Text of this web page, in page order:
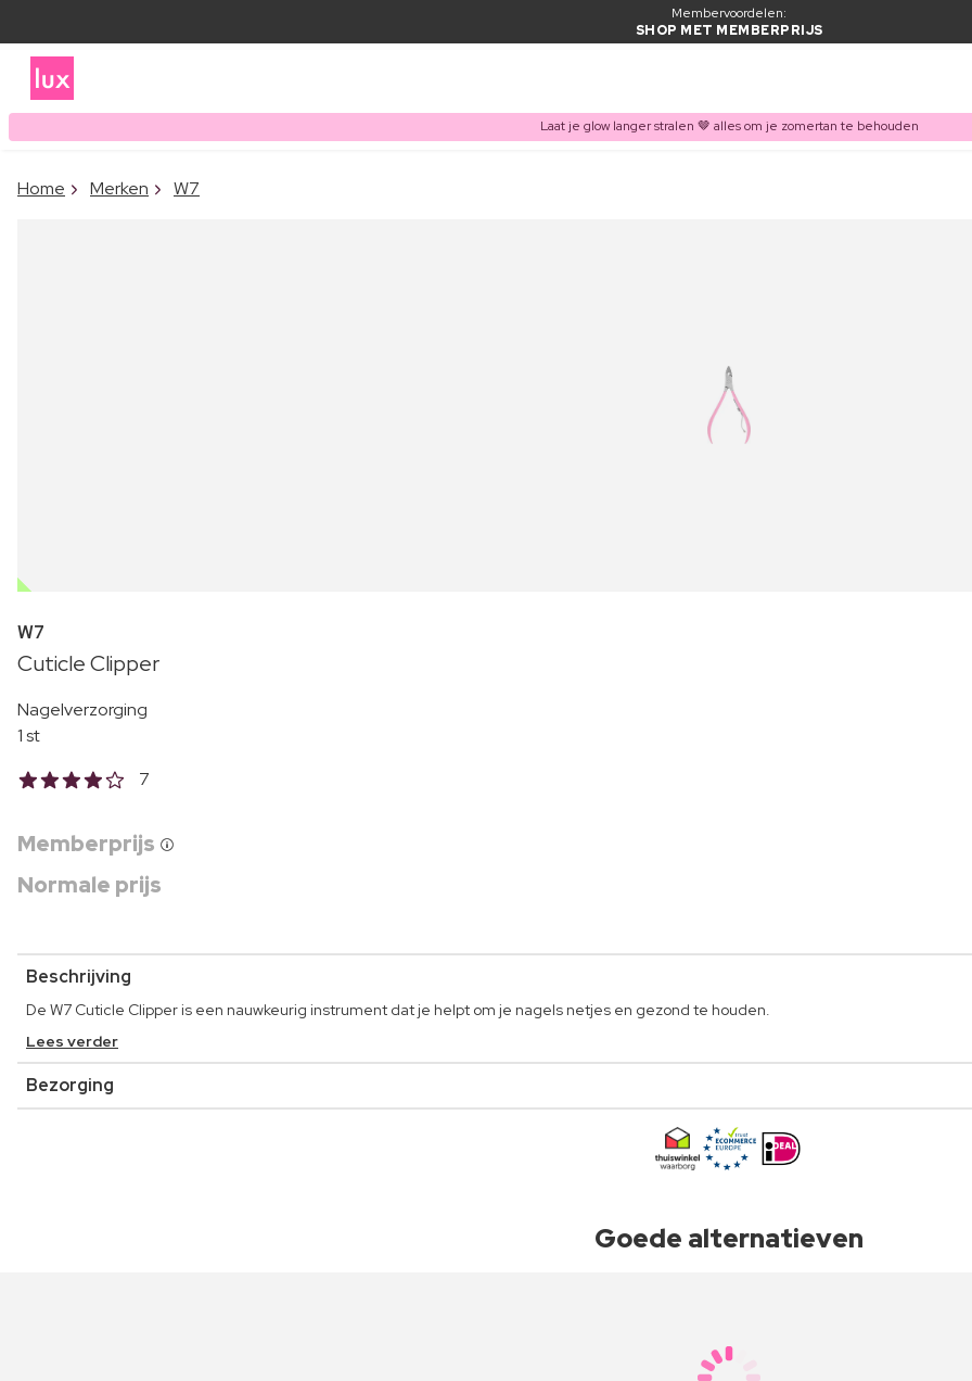
Membervoordelen:
SHOP MET MEMBERPRIJS
Laat je glow langer stralen 🤎 alles om je zomertan te behouden
Home Merken W7
OUTLET
W7
Cuticle Clipper
Nagelverzorging
1 st
7
Memberprijs
Normale prijs
Beschrijving
De W7 Cuticle Clipper is een nauwkeurig instrument dat je helpt om je nagels netjes en gezond te houden.
Lees verder
Bezorging
Goede alternatieven